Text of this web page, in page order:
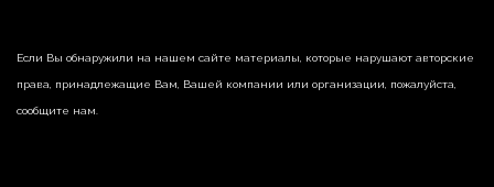
Если Вы обнаружили на нашем сайте материалы, которые нарушают авторские
права, принадлежащие Вам, Вашей компании или организации, пожалуйста,
сообщите нам.